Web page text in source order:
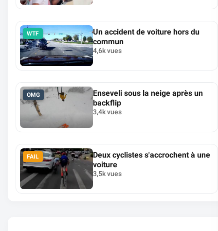
WTF
Un accident de voiture hors du
commun
4,6k vues
OMG
Enseveli sous la neige après un
backflip
3,4k vues
FAIL
Deux cyclistes s'accrochent à une
voiture
3,5k vues